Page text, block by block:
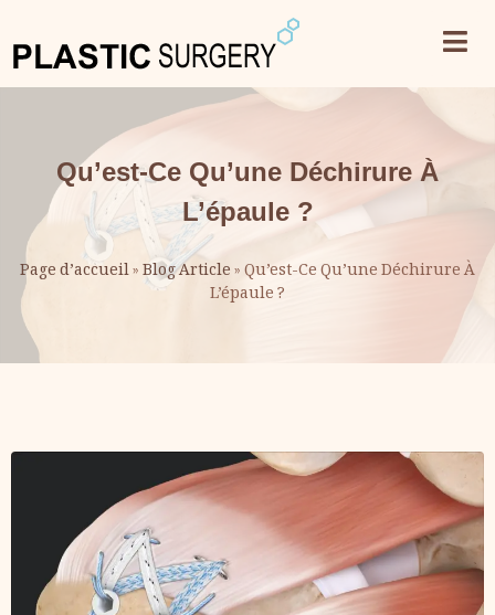
Qu’est-Ce Qu’une Déchirure À
L’épaule ?
Page d’accueil»Blog Article»Qu’est-Ce Qu’une Déchirure À
L’épaule ?